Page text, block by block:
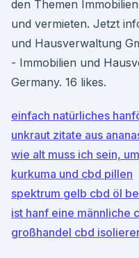
den Themen
und vermieten. Jetzt
und Hausverwaltung
- Immobilien und
Germany. 16 likes.
einfach natürliches
unkraut zitate aus
wie alt muss ich sein,
kurkuma und cbd pillen
spektrum gelb cbd öl
ist hanf eine männliche
großhandel cbd